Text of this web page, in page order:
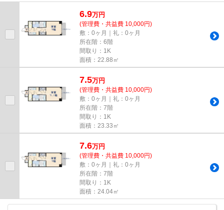
す。高層階のマンションです。電...
6.9万円
(管理費・共益費 10,000円)
敷：0ヶ月｜礼：0ヶ月
所在階：6階
間取り：1K
面積：22.88㎡
7.5万円
(管理費・共益費 10,000円)
敷：0ヶ月｜礼：0ヶ月
所在階：7階
間取り：1K
面積：23.33㎡
7.6万円
(管理費・共益費 10,000円)
敷：0ヶ月｜礼：0ヶ月
所在階：7階
間取り：1K
面積：24.04㎡